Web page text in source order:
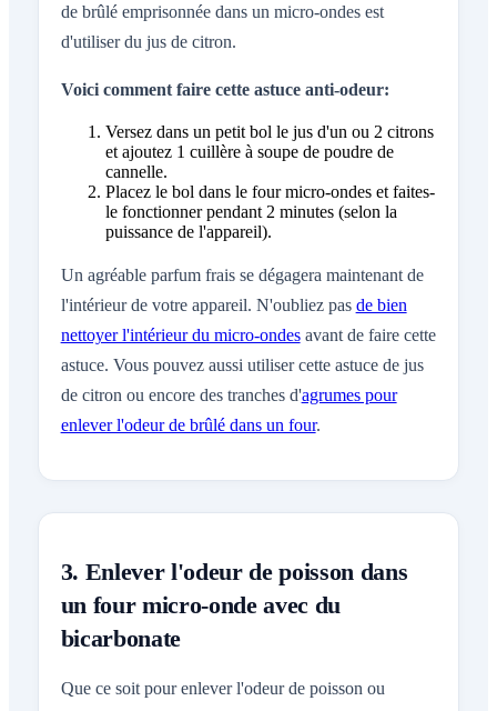
de brûlé emprisonnée dans un micro-ondes est
d'utiliser du jus de citron.
Voici comment faire cette astuce anti-odeur:
Versez dans un petit bol le jus d'un ou 2 citrons
et ajoutez 1 cuillère à soupe de poudre de
cannelle.
Placez le bol dans le four micro-ondes et faites-
le fonctionner pendant 2 minutes (selon la
puissance de l'appareil).
Un agréable parfum frais se dégagera maintenant de
l'intérieur de votre appareil. N'oubliez pas de bien
nettoyer l'intérieur du micro-ondesavant de faire cette
astuce. Vous pouvez aussi utiliser cette astuce de jus
de citron ou encore des tranches d'agrumes pour
enlever l'odeur de brûlé dans un four.
3. Enlever l'odeur de poisson dans
un four micro-onde avec du
bicarbonate
Que ce soit pour enlever l'odeur de poisson ou